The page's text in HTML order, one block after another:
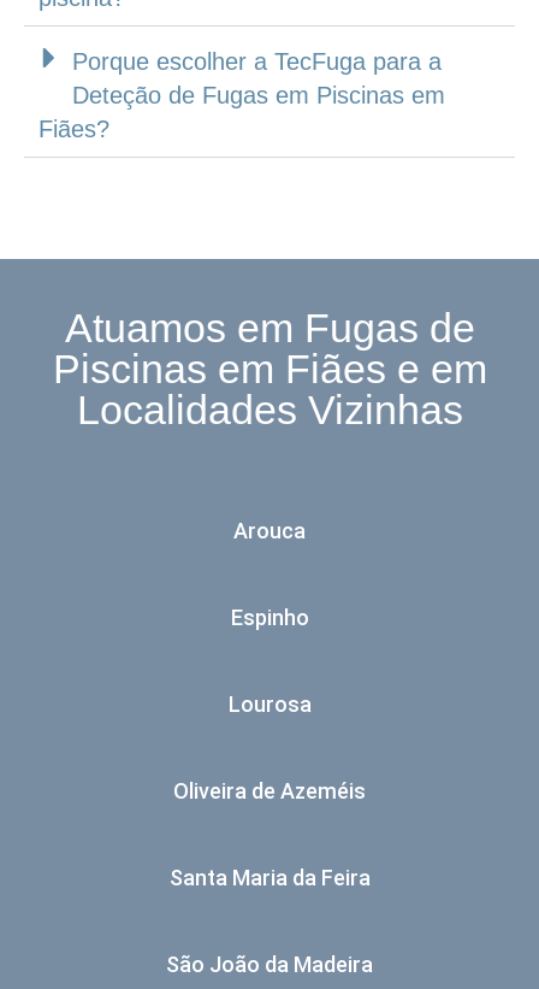
Porque escolher a TecFuga para a
Deteção de Fugas em Piscinas em
Fiães?
Atuamos em Fugas de
Piscinas em Fiães e em
Localidades Vizinhas
Arouca
Espinho
Lourosa
Oliveira de Azeméis
Santa Maria da Feira
São João da Madeira